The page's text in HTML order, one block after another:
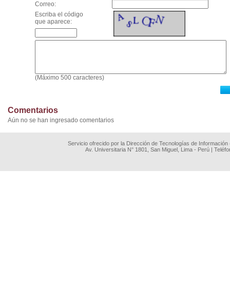
Correo:
Escriba el código
que aparece:
(Máximo 500 caracteres)
Comentarios
Aún no se han ingresado comentarios
Servicio ofrecido por la Dirección de Tecnologías de
Av. Universitaria N° 1801, San Miguel, Lima - Perú |